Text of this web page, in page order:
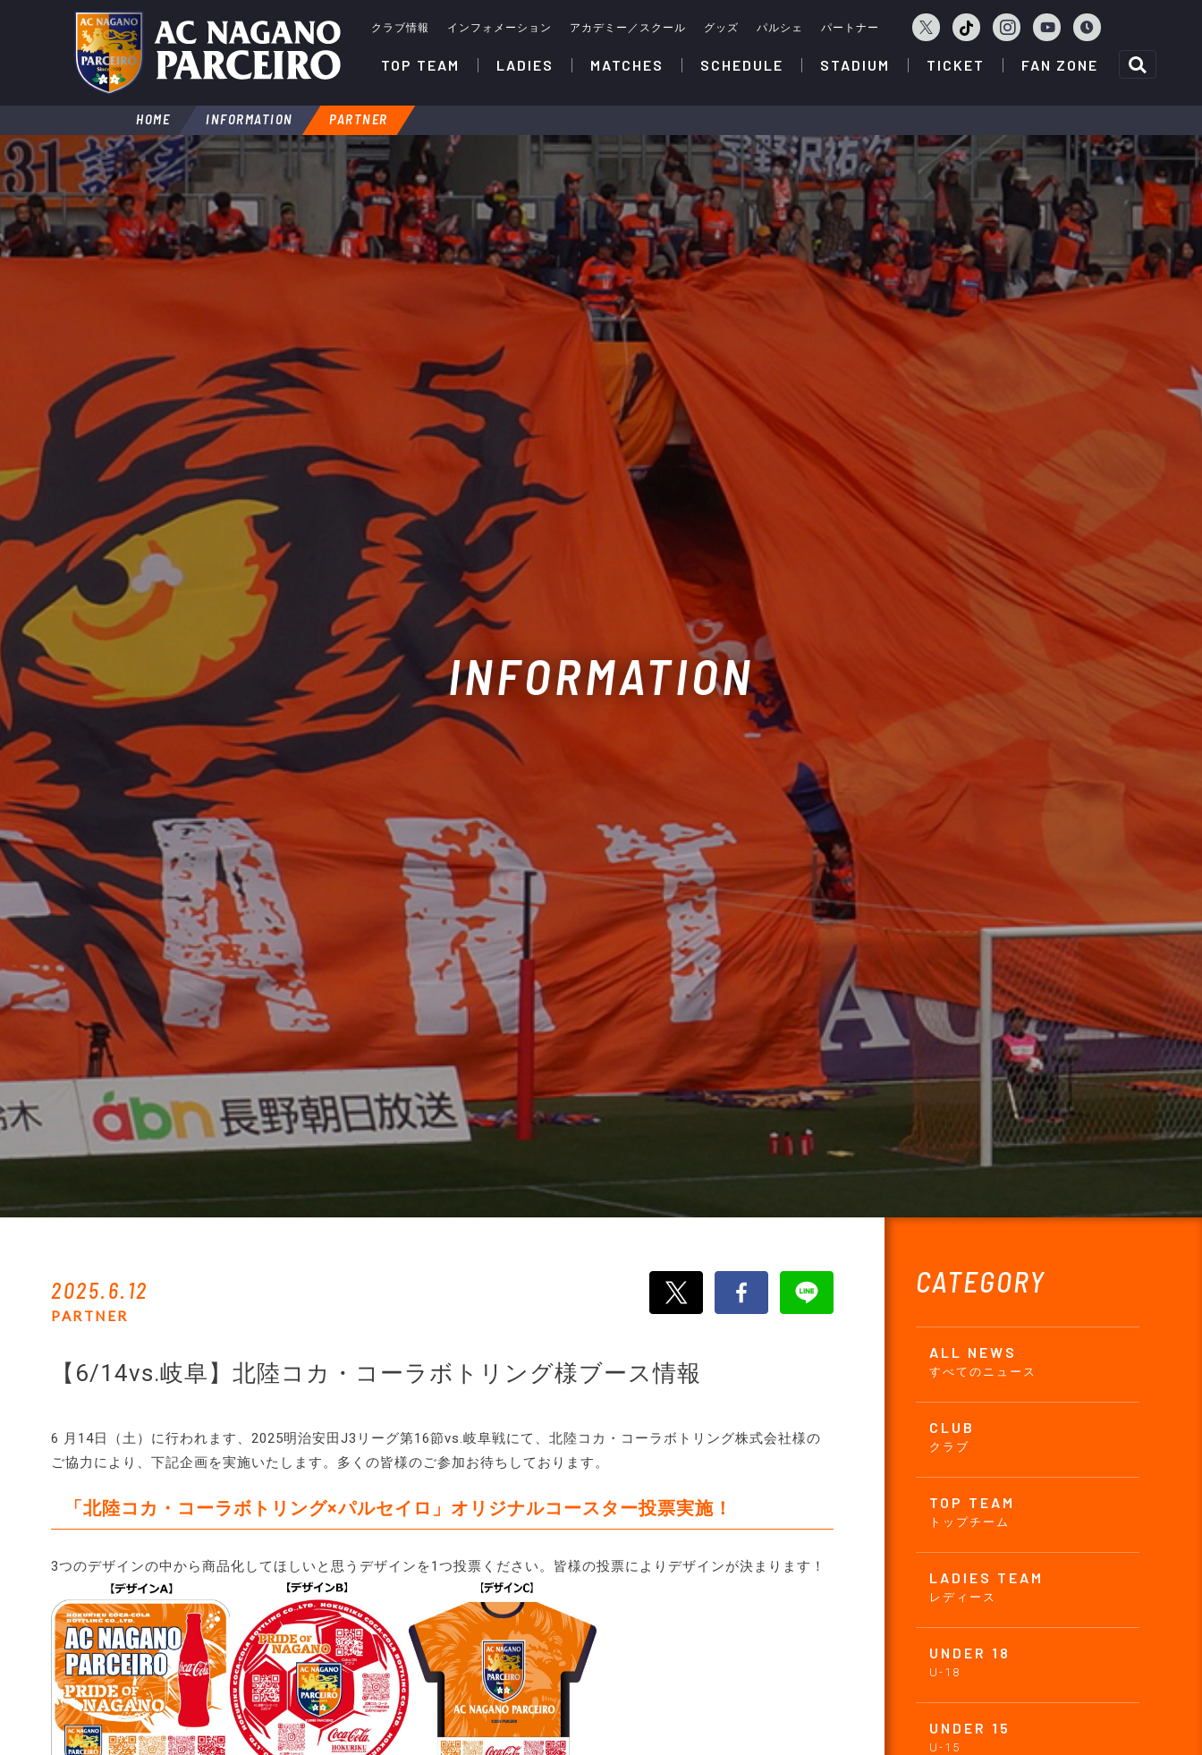
クラブ情報 インフォメーション アカデミー／スクール グッズ パルシェ パートナー
TOP TEAM LADIES MATCHES SCHEDULE STADIUM TICKET FAN ZONE
HOME INFORMATION PARTNER
INFORMATION
CATEGORY
ALL NEWS
すべてのニュース
CLUB
クラブ
TOP TEAM
トップチーム
LADIES TEAM
レディース
UNDER 18
U-18
UNDER 15
U-15
2025.6.12
PARTNER
【6/14vs.岐阜】北陸コカ・コーラボトリング様ブース情報
6 月14日（土）に行われます、2025明治安田J3リーグ第16節vs.岐阜戦にて、北陸コカ・コーラボトリング株式会社様の
ご協力により、下記企画を実施いたします。多くの皆様のご参加お待ちしております。
「北陸コカ・コーラボトリング×パルセイロ」オリジナルコースター投票実施！
3つのデザインの中から商品化してほしいと思うデザインを1つ投票ください。皆様の投票によりデザインが決まります！